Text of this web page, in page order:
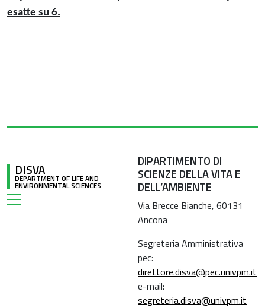
esatte su 6.
DISVA
DEPARTMENT OF LIFE AND
ENVIRONMENTAL SCIENCES
DIPARTIMENTO DI
SCIENZE DELLA VITA E
DELL’AMBIENTE
Via Brecce Bianche, 60131
Ancona
Segreteria Amministrativa
pec:
direttore.disva@pec.univpm.it
e-mail:
segreteria.disva@univpm.it